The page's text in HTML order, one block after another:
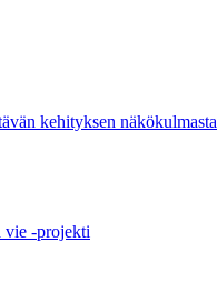
kehityksen näkökulmasta
vie -projekti